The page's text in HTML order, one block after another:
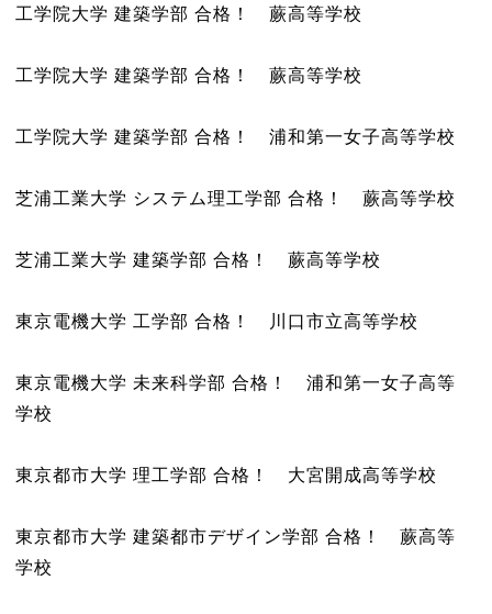
工学院大学 建築学部 合格！ 蕨高等学校
工学院大学 建築学部 合格！ 蕨高等学校
工学院大学 建築学部 合格！ 浦和第一女子高等学校
芝浦工業大学 システム理工学部 合格！ 蕨高等学校
芝浦工業大学 建築学部 合格！ 蕨高等学校
東京電機大学 工学部 合格！ 川口市立高等学校
東京電機大学 未来科学部 合格！ 浦和第一女子高等
学校
東京都市大学 理工学部 合格！ 大宮開成高等学校
東京都市大学 建築都市デザイン学部 合格！ 蕨高等
学校